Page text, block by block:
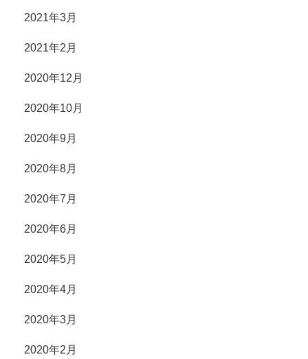
2021年3月
2021年2月
2020年12月
2020年10月
2020年9月
2020年8月
2020年7月
2020年6月
2020年5月
2020年4月
2020年3月
2020年2月